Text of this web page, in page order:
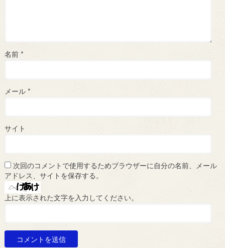
名前 *
メール *
サイト
次回のコメントで使用するためブラウザーに自分の名前、メール
アドレス、サイトを保存する。
上に表示された文字を入力してください。